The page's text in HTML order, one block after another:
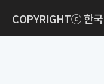
COPYRIGHTⓒ 한